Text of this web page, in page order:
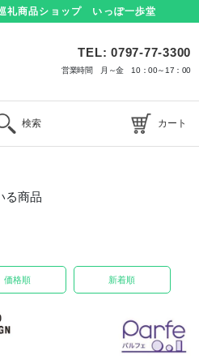
礼商品ショップ いっぽ一歩堂
TEL: 0797-77-3300
営業時間 月～金 10：00～17：00
検索 カート
る商品
価格順 新着順